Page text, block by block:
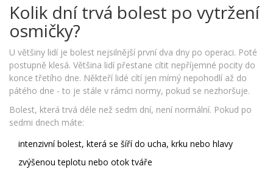
Kolik dní trvá bolest po vytržení
osmičky?
U většiny lidí je bolest nejsilnější první dva dny po operaci. Poté
postupně klesá. Většina lidí přestane cítit nepříjemné pocity do
konce třetího dne. Někteří lidé cítí jen mírný nepohodlí až do
pátého dne - to je stále v rámci normy, pokud se nezhoršuje.
Bolest, která trvá déle než sedm dní, není normální. Pokud po
sedmi dnech máte:
intenzivní bolest, která se šíří do ucha, krku nebo hlavy
zvýšenou teplotu nebo otok tváře